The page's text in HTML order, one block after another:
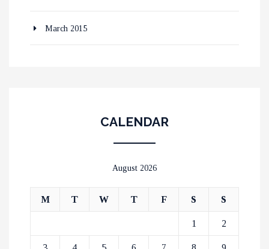
March 2015
CALENDAR
August 2026
M T W T F S S
1 2